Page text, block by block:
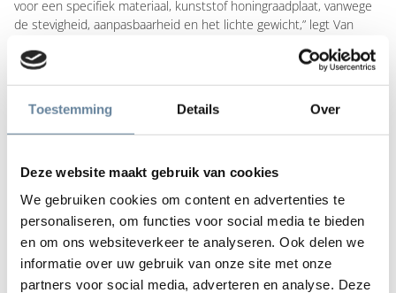
Toestemming Details Over
Deze website maakt gebruik van cookies
We gebruiken cookies om content en advertenties te
personaliseren, om functies voor social media te bieden
en om ons websiteverkeer te analyseren. Ook delen we
informatie over uw gebruik van onze site met onze
partners voor social media, adverteren en analyse. Deze
voor een specifiek materiaal, kunststof honingraadplaat, vanwege
de stevigheid, aanpasbaarheid en het lichte gewicht,” legt Van
alleen duurzaam was, maar ook handig en licht in gebruik voor
Aan de flight cases werd ook een speciale padding toegevoegd om
water op te vangen. “Defecte koffiemachines kunnen tijdens
hele bus loopt, waardoor de machines en alle andere producten
veilig blijven tijdens het transport”, legt Murkens uit.
Standaardisatie was belangrijk en daarom werd gekozen voor één
maatvoering die alle koffiemachines aankan. “Het was belangrijk
dat alle typen in de case pasten”, zegt Murkens. “Nu kunnen alle
machines, van de kleinste tot de grootste unit, in dezelfde flight